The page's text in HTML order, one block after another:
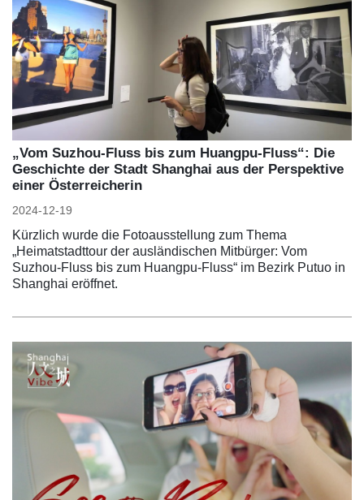
„Vom Suzhou-Fluss bis zum Huangpu-Fluss“: Die
Geschichte der Stadt Shanghai aus der Perspektive
einer Österreicherin
2024-12-19
Kürzlich wurde die Fotoausstellung zum Thema
„Heimatstadttour der ausländischen Mitbürger: Vom
Suzhou-Fluss bis zum Huangpu-Fluss“ im Bezirk Putuo in
Shanghai eröffnet.